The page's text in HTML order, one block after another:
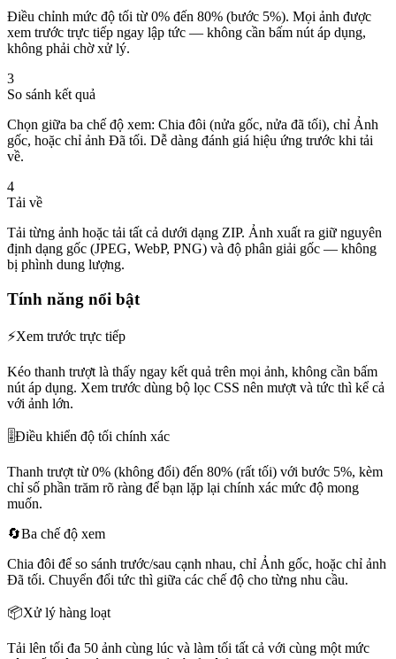
Điều chỉnh mức độ tối từ 0% đến 80% (bước 5%). Mọi ảnh được
xem trước trực tiếp ngay lập tức — không cần bấm nút áp dụng,
không phải chờ xử lý.
3
So sánh kết quả
Chọn giữa ba chế độ xem: Chia đôi (nửa gốc, nửa đã tối), chỉ Ảnh
gốc, hoặc chỉ ảnh Đã tối. Dễ dàng đánh giá hiệu ứng trước khi tải
về.
4
Tải về
Tải từng ảnh hoặc tải tất cả dưới dạng ZIP. Ảnh xuất ra giữ nguyên
định dạng gốc (JPEG, WebP, PNG) và độ phân giải gốc — không
bị phình dung lượng.
Tính năng nổi bật
⚡Xem trước trực tiếp
Kéo thanh trượt là thấy ngay kết quả trên mọi ảnh, không cần bấm
nút áp dụng. Xem trước dùng bộ lọc CSS nên mượt và tức thì kể cả
với ảnh lớn.
🎚️Điều khiển độ tối chính xác
Thanh trượt từ 0% (không đổi) đến 80% (rất tối) với bước 5%, kèm
chỉ số phần trăm rõ ràng để bạn lặp lại chính xác mức độ mong
muốn.
🔄Ba chế độ xem
Chia đôi để so sánh trước/sau cạnh nhau, chỉ Ảnh gốc, hoặc chỉ ảnh
Đã tối. Chuyển đổi tức thì giữa các chế độ cho từng nhu cầu.
📦Xử lý hàng loạt
Tải lên tối đa 50 ảnh cùng lúc và làm tối tất cả với cùng một mức